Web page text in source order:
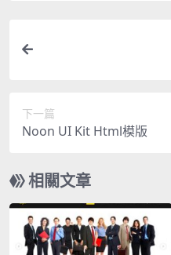
下一篇
Noon UI Kit Html模版
相關文章